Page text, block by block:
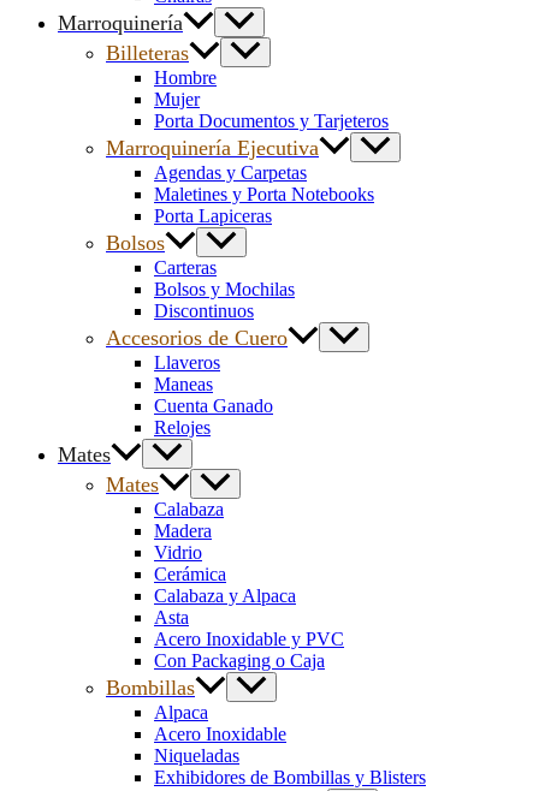
Marroquinería
Billeteras
Hombre
Mujer
Porta Documentos y Tarjeteros
Marroquinería Ejecutiva
Agendas y Carpetas
Maletines y Porta Notebooks
Porta Lapiceras
Bolsos
Carteras
Bolsos y Mochilas
Discontinuos
Accesorios de Cuero
Llaveros
Maneas
Cuenta Ganado
Relojes
Mates
Mates
Calabaza
Madera
Vidrio
Cerámica
Calabaza y Alpaca
Asta
Acero Inoxidable y PVC
Con Packaging o Caja
Bombillas
Alpaca
Acero Inoxidable
Niqueladas
Exhibidores de Bombillas y Blisters